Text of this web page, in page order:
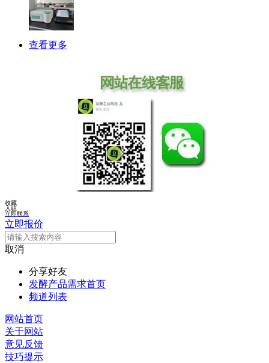
查看更多
收藏
入驻
立即联系
立即报价
取消
分享好友
发酵产品需求首页
频道列表
网站首页
关于网站
意见反馈
技巧提示